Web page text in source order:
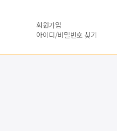
회원가입
아이디/비밀번호 찾기